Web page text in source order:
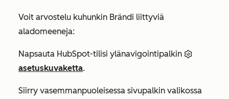
Voit arvostelu kuhunkin Brändi liittyviä
aladomeeneja:
Napsauta HubSpot-tilisi ylänavigointipalkin
asetuskuvaketta.
Siirry vasemmanpuoleisessa sivupalkin valikossa